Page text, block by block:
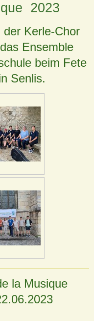
2023
Kerle-Chor
Ensemble
beim Fete
Senlis.
la Musique